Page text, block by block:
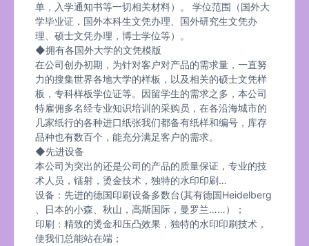
单，入学通知书等一切相关材料）。 学位范围（国外大
学毕业证，国外本科生文凭办理、国外研究生文凭办
理、硕士文凭办理，博士学位等）。
◆拥有各国外大学的文凭模版
在公司创办初期，为针对客户对产品的需求量，一直努
力的搜集世界各地大学的样板，以及相关的硕士文凭样
板，专科样板学位证等。因留学生的需求之多，本公司
特雇佣多名经专业知识培训的采购员，在各沿海城市的
几家纸行的各种进口纸张我们都备有纸样和编号，库存
品种也有数百个，能充分满足客户的需求。
◆先进设备
本公司为突出的还是公司的产品的质量保证，专业的技
术人员，镭射，烫金技术，独特的水印印刷…
设备：先进的德国印刷设备多数台(其有德国Heidelberg
、日本的小森、秋山，高斯国际，曼罗兰……）；
印刷：精致的烫金和压凸效果，独特的水印印刷技术，
使我们总能站在端；